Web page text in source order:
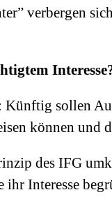
verbergen
sollen
können und
des IFG
Interesse